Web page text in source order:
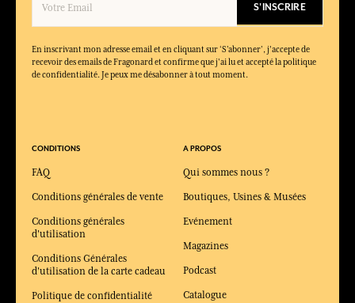
Il appartient à la famille florale poudrée et boisée, avec une
dominante d’iris élégante et intemporelle.
S'INSCRIRE
En inscrivant mon adresse email et en cliquant sur ‘S’abonner’, j'accepte de
recevoir des emails de Fragonard et confirme que j'ai lu et accepté la politique
de confidentialité. Je peux me désabonner à tout moment.
CONDITIONS
FAQ
Conditions générales de vente
Conditions générales
d'utilisation
Conditions Générales
d'utilisation de la carte cadeau
Politique de confidentialité
A PROPOS
Qui sommes nous ?
Boutiques, Usines & Musées
Evénement
Magazines
Podcast
Catalogue